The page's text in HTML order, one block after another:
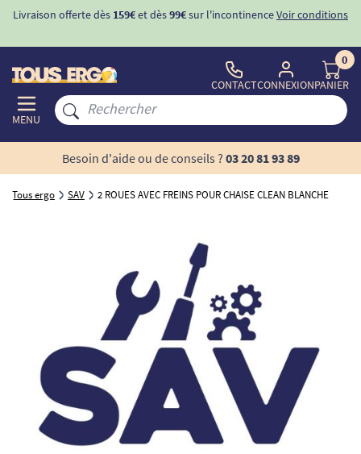
Livraison offerte dès 159€et dès99€sur l'incontinenceVoir conditions
MENU
CONTACTCONNEXION
0
PANIER
Besoin d'aide ou de conseils ? 03 20 81 93 89
Tous ergo SAV 2 ROUES AVEC FREINS POUR CHAISE CLEAN BLANCHE